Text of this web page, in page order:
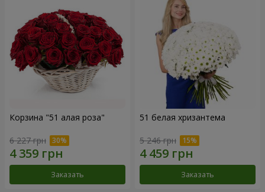
Корзина "51 алая роза"
6 227 грн
Заказать
51 белая хризантема
5 246 грн
Заказать